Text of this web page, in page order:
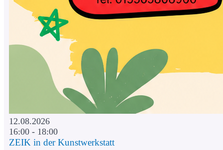
12.08.2026
16:00 - 18:00
ZEIK in der Kunstwerkstatt